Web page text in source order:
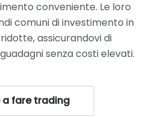
conveniente. Le loro
comuni di investimento in
assicurandovi di
senza costi elevati.
a fare trading